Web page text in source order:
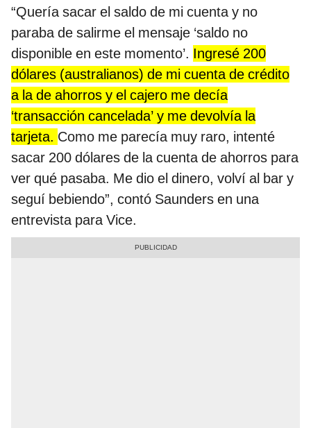
“Quería sacar el saldo de mi cuenta y no
paraba de salirme el mensaje ‘saldo no
disponible en este momento’. Ingresé 200
dólares (australianos) de mi cuenta de crédito
a la de ahorros y el cajero me decía
‘transacción cancelada’ y me devolvía la
tarjeta. Como me parecía muy raro, intenté
sacar 200 dólares de la cuenta de ahorros para
ver qué pasaba. Me dio el dinero, volví al bar y
seguí bebiendo”, contó Saunders en una
entrevista para Vice.